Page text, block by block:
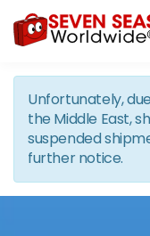
Unfortunately,
the Middle East,
suspended
further notice.